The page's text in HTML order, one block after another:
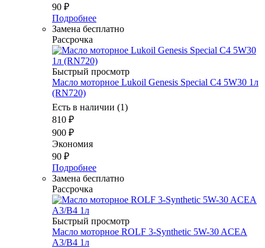
90 ₽
Подробнее
Замена бесплатно
Рассрочка
Быстрый просмотр
Масло моторное Lukoil Genesis Special C4 5W30 1л
(RN720)
Есть в наличии (1)
810 ₽
900 ₽
Экономия
90 ₽
Подробнее
Замена бесплатно
Рассрочка
Быстрый просмотр
Масло моторное ROLF 3-Synthetic 5W-30 ACEA
A3/B4 1л